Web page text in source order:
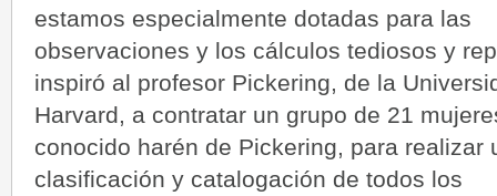
estamos especialmente dotadas para las
observaciones y los cálculos tediosos y
inspiró al profesor Pickering, de la
Harvard, a contratar un grupo de 21
conocido harén de Pickering, para realizar
clasificación y catalogación de todos los